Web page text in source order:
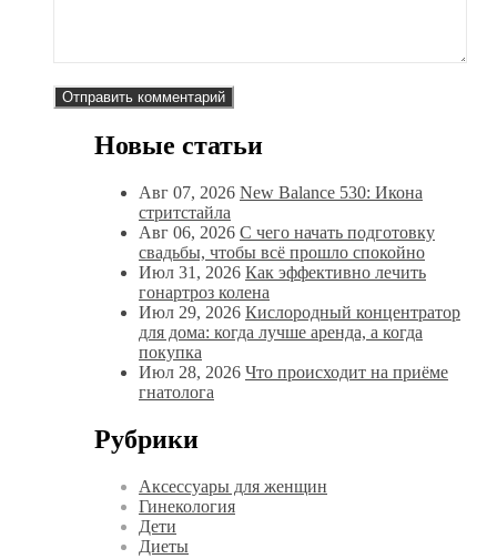
Новые статьи
Авг 07, 2026 New Balance 530: Икона
стритстайла
Авг 06, 2026 С чего начать подготовку
свадьбы, чтобы всё прошло спокойно
Июл 31, 2026 Как эффективно лечить
гонартроз колена
Июл 29, 2026 Кислородный концентратор
для дома: когда лучше аренда, а когда
покупка
Июл 28, 2026 Что происходит на приёме
гнатолога
Рубрики
Аксессуары для женщин
Гинекология
Дети
Диеты